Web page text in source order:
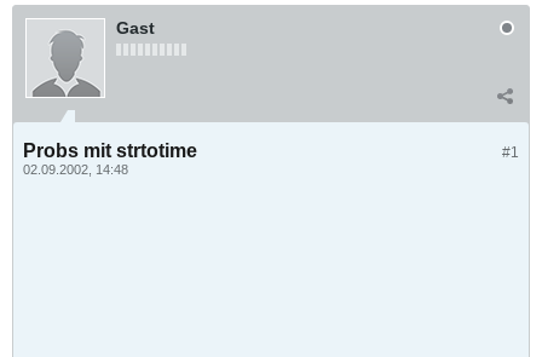
Gast
#1
Probs mit strtotime
02.09.2002, 14:48